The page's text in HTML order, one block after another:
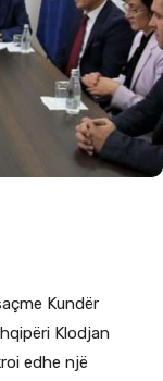
Kundër
Klodjan
edhe një